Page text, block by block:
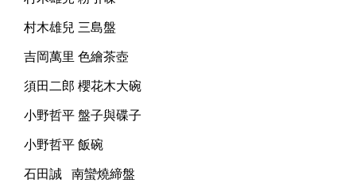
村木雄兒 三島盤
吉岡萬里 色繪茶壺
須田二郎 櫻花木大碗
小野哲平 盤子與碟子
小野哲平 飯碗
石田誠 南蠻燒締盤